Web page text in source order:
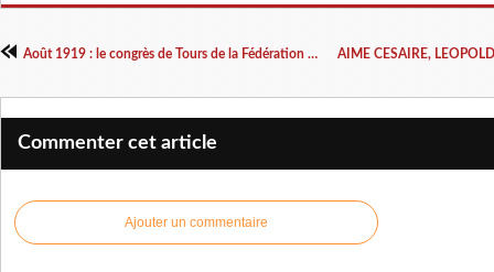
Août 1919 : le congrès de Tours de la Fédération nationale des syndicats d’institutrices et d’instituteurs de France et des colonies (FNSI)
Commenter cet article
Ajouter un commentaire